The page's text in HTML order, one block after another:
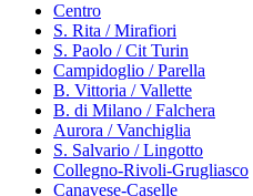
Centro
S. Rita / Mirafiori
S. Paolo / Cit Turin
Campidoglio / Parella
B. Vittoria / Vallette
B. di Milano / Falchera
Aurora / Vanchiglia
S. Salvario / Lingotto
Collegno-Rivoli-Grugliasco
Canavese-Caselle